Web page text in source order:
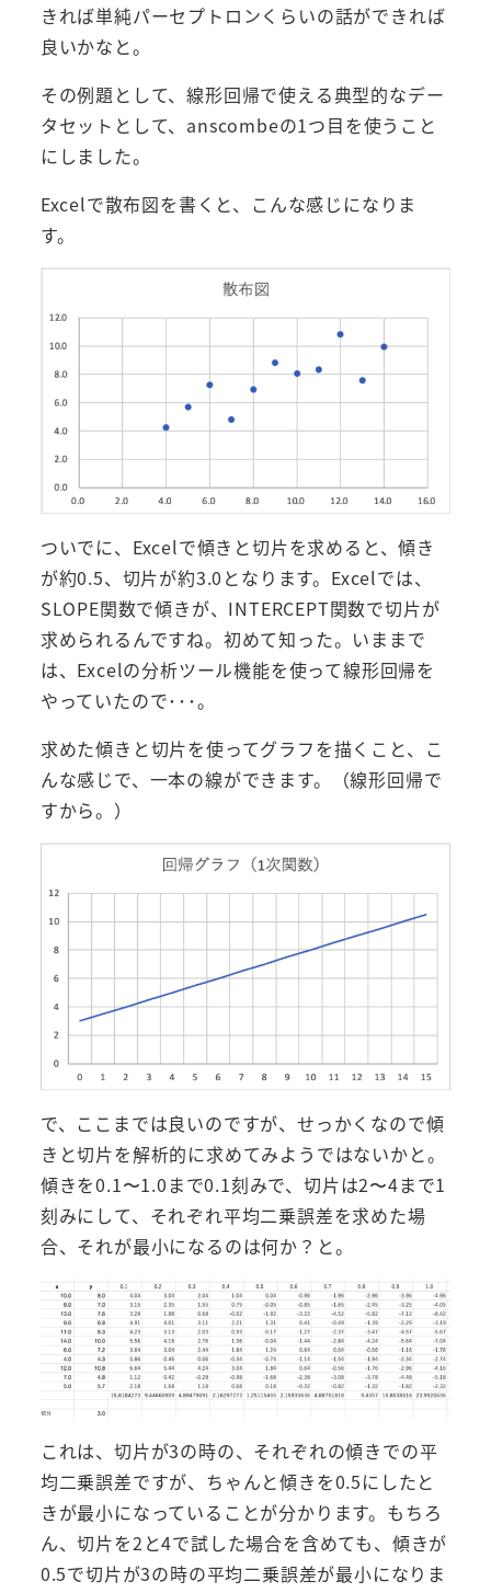
きれば単純パーセプトロンくらいの話ができれば
良いかなと。
その例題として、線形回帰で使える典型的なデー
タセットとして、anscombeの1つ目を使うこと
にしました。
Excelで散布図を書くと、こんな感じになりま
す。
ついでに、Excelで傾きと切片を求めると、傾き
が約0.5、切片が約3.0となります。Excelでは、
SLOPE関数で傾きが、INTERCEPT関数で切片が
求められるんですね。初めて知った。いままで
は、Excelの分析ツール機能を使って線形回帰を
やっていたので･･･。
求めた傾きと切片を使ってグラフを描くこと、こ
んな感じで、一本の線ができます。（線形回帰で
すから。）
で、ここまでは良いのですが、せっかくなので傾
きと切片を解析的に求めてみようではないかと。
傾きを0.1〜1.0まで0.1刻みで、切片は2〜4まで1
刻みにして、それぞれ平均二乗誤差を求めた場
合、それが最小になるのは何か？と。
これは、切片が3の時の、それぞれの傾きでの平
均二乗誤差ですが、ちゃんと傾きを0.5にしたと
きが最小になっていることが分かります。もちろ
ん、切片を2と4で試した場合を含めても、傾きが
0.5で切片が3の時の平均二乗誤差が最小になりま